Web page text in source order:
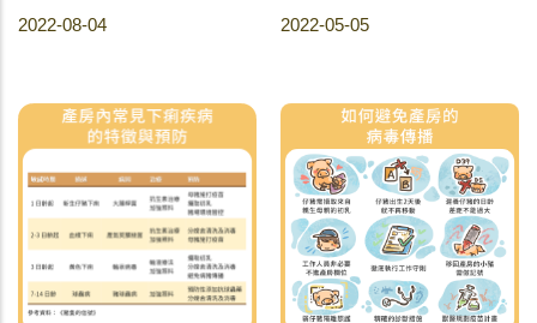
2022-08-04
2022-05-05